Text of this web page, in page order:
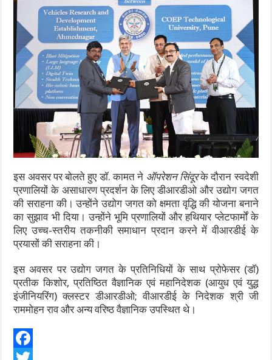
इस अवसर पर बोलते हुए डॉ. कामत ने ऑपरेशन सिंदूरके दौरान स्वदेशी
प्रणालियों के असाधारण प्रदर्शन के लिए डीआरडीओ और उद्योग जगत
की सराहना की। उन्होंने उद्योग जगत को क्षमता वृद्धि की योजना बनाने
का सुझाव भी दिया। उन्होंने भूमि प्रणालियों और हथियार प्लेटफार्मों के
लिए उच्च-स्तरीय तकनीकी समाधान प्रदान करने में वीआरडीई के
प्रयासों की सराहना की।
इस अवसर पर उद्योग जगत के प्रतिनिधियों के साथ प्रोफेसर (डॉ)
प्रतीक किशोर, प्रतिष्ठित वैज्ञानिक एवं महानिदेशक (आयुध एवं युद्ध
इंजीनियरिंग) क्लस्टर डीआरडीओ; वीआरडीई के निदेशक श्री जी
राममोहन राव और अन्य वरिष्ठ वैज्ञानिक उपस्थित थे।
F